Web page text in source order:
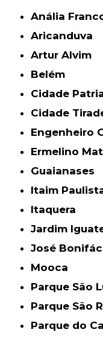
Anália
Aricanduva
Artur Alvim
Belém
Cidade
Cidade
Engenheiro
Ermelino
Guaianases
Itaim
Itaquera
Jardim
José
Mooca
Parque São
Parque São
Parque do